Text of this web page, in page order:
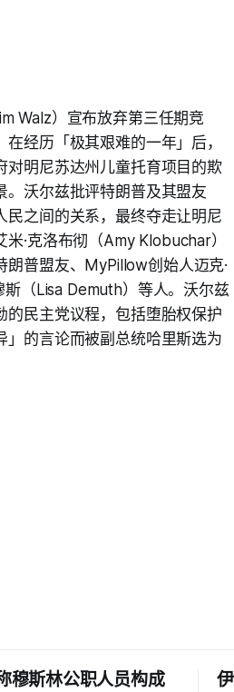
Walz）宣布放弃第三任期竞
经历「极其艰难的一年」后，
对明尼苏达州儿童托育项目的欺
。沃尔兹批评特朗普及其盟友
民之间的关系，最终夺走让明尼
·克洛布彻（Amy Klobuchar）
普盟友、MyPillow创始人迈克·
（Lisa Demuth）等人。沃尔兹
的民主党议程，包括堕胎权保护
的言论而被副总统哈里斯选为
穆斯林公职人员构成